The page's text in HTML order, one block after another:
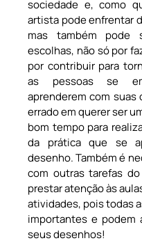
sociedade e, como
artista pode enfrentar
mas também
escolhas, não só por
por contribuir para
as pessoas se
aprenderem com suas
errado em querer ser
bom tempo para
da prática que se
desenho. Também é
com outras tarefas
prestar atenção às
atividades, pois todas
importantes e podem
seus desenhos!